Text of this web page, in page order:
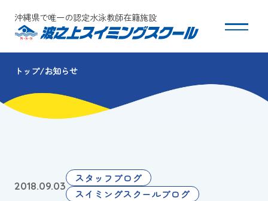
沖縄県で唯一の認定水泳教師在籍施設
スクールについて
コース・クラス紹介
団体会員募集
トップ お知らせ
2018.09.03
スタッフブログ
スイミングスクールブログ